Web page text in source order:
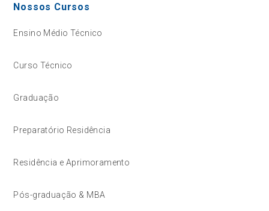
Nossos Cursos
Ensino Médio Técnico
Curso Técnico
Graduação
Preparatório Residência
Residência e Aprimoramento
Pós-graduação & MBA